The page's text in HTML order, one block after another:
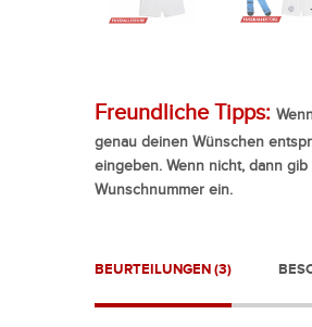
Freundliche Tipps:
genau deinen Wünschen
eingeben. Wenn nicht, dann
Wunschnummer ein.
BEURTEILUNGEN (3)